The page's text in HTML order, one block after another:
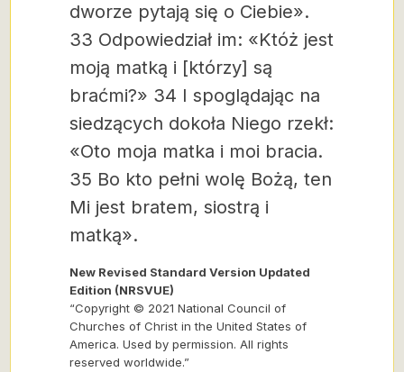
dworze pytają się o Ciebie».
33 Odpowiedział im: «Któż jest
moją matką i [którzy] są
braćmi?» 34 I spoglądając na
siedzących dokoła Niego rzekł:
«Oto moja matka i moi bracia.
35 Bo kto pełni wolę Bożą, ten
Mi jest bratem, siostrą i
matką».
New Revised Standard Version Updated
Edition (NRSVUE)
“Copyright © 2021 National Council of
Churches of Christ in the United States of
America. Used by permission. All rights
reserved worldwide.”